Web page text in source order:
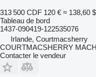
313 500 CDF 120 € ≈ 138,60
Tableau de bord
1437-090419-122535076
Irlande, Courtmacsherry
COURTMACSHERRY
Contacter le vendeur